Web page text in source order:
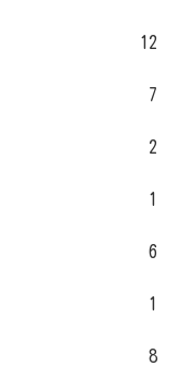
12
7
2
1
6
1
8